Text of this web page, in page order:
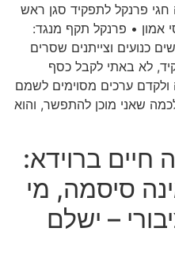
חגי פרנקל לתפקיד סגן ראש
אמון • פרנקל תקף מנגד:
כנועים וצייתנים שסרים
לא באתי לקבל כסף
ולקדם ערכים מסוימים לשמם
שאני מוכן להתפשר, והוא
חיים ברוידא:
סיסמה, מי
– ישלם